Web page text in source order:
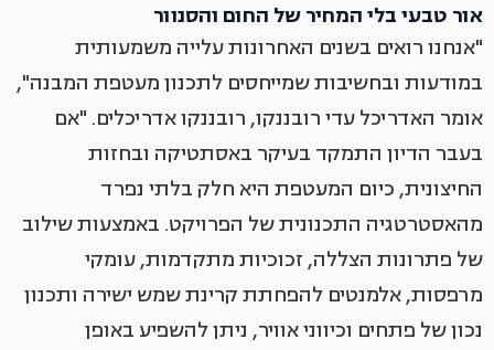
אור טבעי בלי המחיר של החום והסנוור
"אנחנו רואים בשנים האחרונות עלייה משמעותית
במודעות ובחשיבות שמייחסים לתכנון מעטפת המבנה",
אומר האדריכל עדי רובננקו, רובננקו אדריכלים. "אם
בעבר הדיון התמקד בעיקר באסתטיקה ובחזות
החיצונית, כיום המעטפת היא חלק בלתי נפרד
מהאסטרטגיה התכנונית של הפרויקט. באמצעות שילוב
של פתרונות הצללה, זכוכיות מתקדמות, עומקי
מרפסות, אלמנטים להפחתת קרינת שמש ישירה ותכנון
נכון של פתחים וכיווני אוויר, ניתן להשפיע באופן